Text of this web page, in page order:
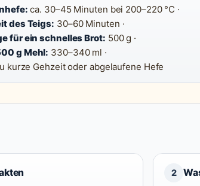
ca. 30–45 Minuten bei 200–220 °C ·
des Teigs: 30–60 Minuten ·
für ein schnelles Brot: 500 g ·
g Mehl: 330–340 ml ·
kurze Gehzeit oder abgelaufene Hefe
2